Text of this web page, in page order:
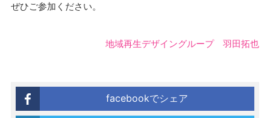
ぜひご参加ください。
地域再生デザイングループ 羽田拓也
facebookでシェア